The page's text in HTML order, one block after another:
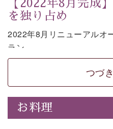
【2022年8月完成
を独り占め
2022年8月リニューアルオ
ラン。
お部屋の露天風呂で清らか
に広がる諏訪湖を一望いた
上質な装飾を施した和モダ
使いやすさにも配慮しまし
時の移り変わりとともに刻
つづ
お料理